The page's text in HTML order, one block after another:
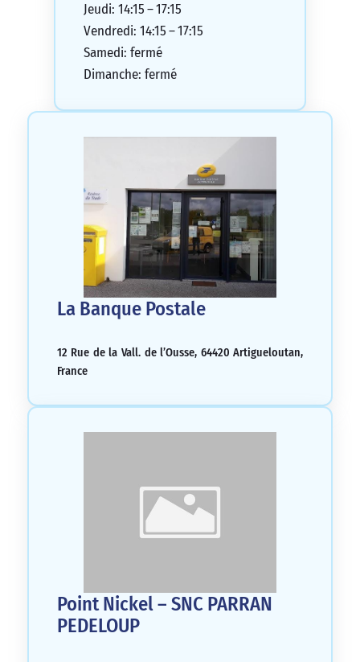
Jeudi: 14:15 – 17:15
Vendredi: 14:15 – 17:15
Samedi: fermé
Dimanche: fermé
La Banque Postale
12 Rue de la Vall. de l’Ousse, 64420 Artigueloutan,
France
Point Nickel – SNC PARRAN
PEDELOUP